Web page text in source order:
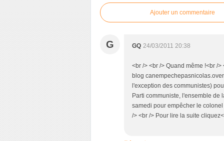
Ajouter un commentaire
G GQ 24/03/2011 20:38
<br /> <br /> Quand même !<br /
blog
l'exception des communistes)
Parti communiste, l'ensemble
samedi pour empêcher le
/> <br /> Pour lire la suite